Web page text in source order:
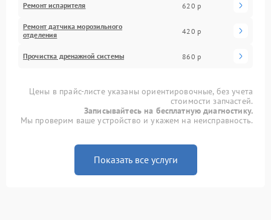
Ремонт испарителя 620 р
Ремонт датчика морозильного
отделения
420 р
Прочистка дренажной системы 860 р
Цены в прайс-листе указаны ориентировочные, без учета
стоимости запчастей.
Записывайтесь на бесплатную диагностику.
Мы проверим ваше устройство и укажем на неисправность.
Показать все услуги